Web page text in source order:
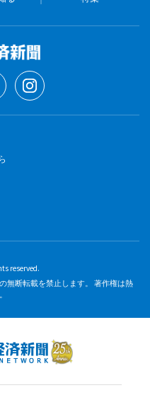
reserved.
無断転載を禁止します。 著作権は熱